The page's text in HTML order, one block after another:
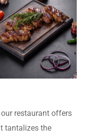
restaurant offers
tantalizes the